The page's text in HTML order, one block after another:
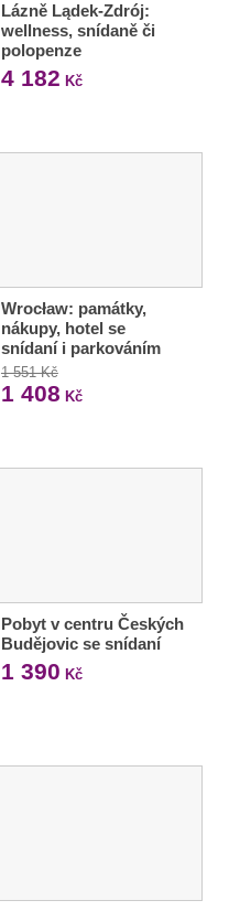
Lázně Lądek-Zdrój:
wellness, snídaně či
polopenze
4 182 Kč
Wrocław: památky,
nákupy, hotel se
snídaní i parkováním
1 551 Kč
1 408 Kč
Pobyt v centru Českých
Budějovic se snídaní
1 390 Kč